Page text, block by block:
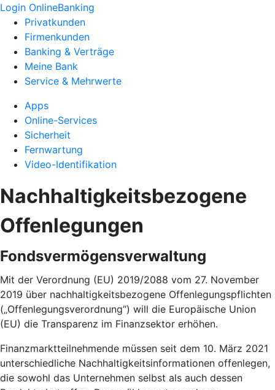
Login OnlineBanking
Privatkunden
Firmenkunden
Banking & Verträge
Meine Bank
Service & Mehrwerte
Apps
Online-Services
Sicherheit
Fernwartung
Video-Identifikation
Nachhaltigkeitsbezogene
Offenlegungen
Fondsvermögensverwaltung
Mit der Verordnung (EU) 2019/2088 vom 27. November
2019 über nachhaltigkeitsbezogene Offenlegungspflichten
(„Offenlegungsverordnung“) will die Europäische Union
(EU) die Transparenz im Finanzsektor erhöhen.
Finanzmarktteilnehmende müssen seit dem 10. März 2021
unterschiedliche Nachhaltigkeitsinformationen offenlegen,
die sowohl das Unternehmen selbst als auch dessen